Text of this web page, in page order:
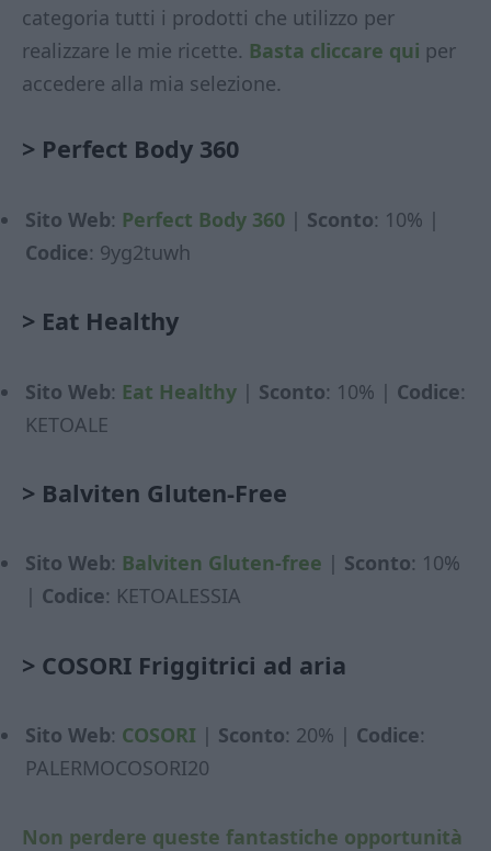
categoria tutti i prodotti che utilizzo per
realizzare le mie ricette. Basta cliccare qui per
accedere alla mia selezione.
> Perfect Body 360
Sito Web: Perfect Body 360 | Sconto: 10% |
Codice: 9yg2tuwh
> Eat Healthy
Sito Web: Eat Healthy | Sconto: 10% | Codice:
KETOALE
> Balviten Gluten-Free
Sito Web: Balviten Gluten-free | Sconto: 10%
| Codice: KETOALESSIA
> COSORI Friggitrici ad aria
Sito Web: COSORI | Sconto: 20% | Codice:
PALERMOCOSORI20
Non perdere queste fantastiche opportunità